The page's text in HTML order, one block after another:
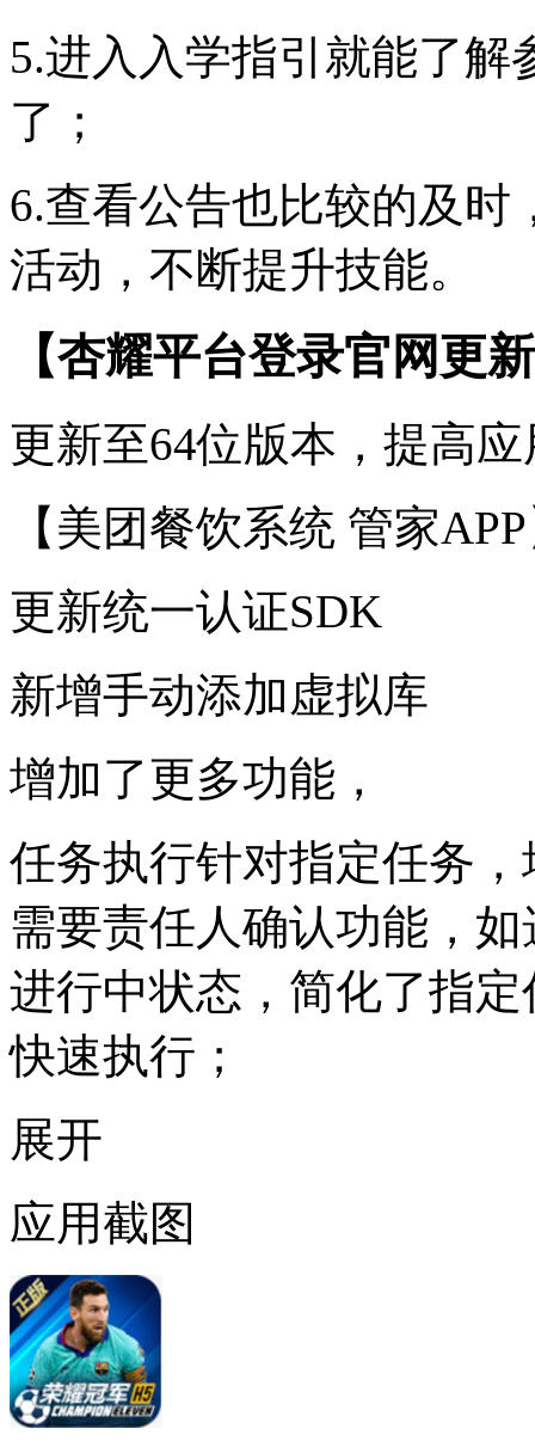
5.进入入学指引就能了
了；
6.查看公告也比较的及
活动，不断提升技能。
【杏耀平台登录官网更
更新至64位版本，提高
【美团餐饮系统 管家
更新统一认证SDK
新增手动添加虚拟库
增加了更多功能，
任务执行针对指定任务
需要责任人确认功能，
进行中状态，简化了指
快速执行；
展开
应用截图